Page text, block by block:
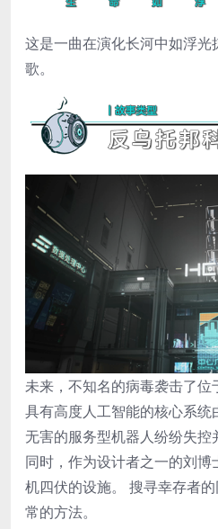
这是一曲在演化长河中如浮光
歌。
未来，不知名的病毒袭击了位
具有高度人工智能的核心系
无害的服务型机器人纷纷失
同时，作为设计者之一的刘
机四伏的设施。 搜寻幸存者
常的方法。